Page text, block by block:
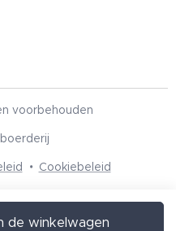
de winkelwagen
voorbehouden
Cookiebeleid